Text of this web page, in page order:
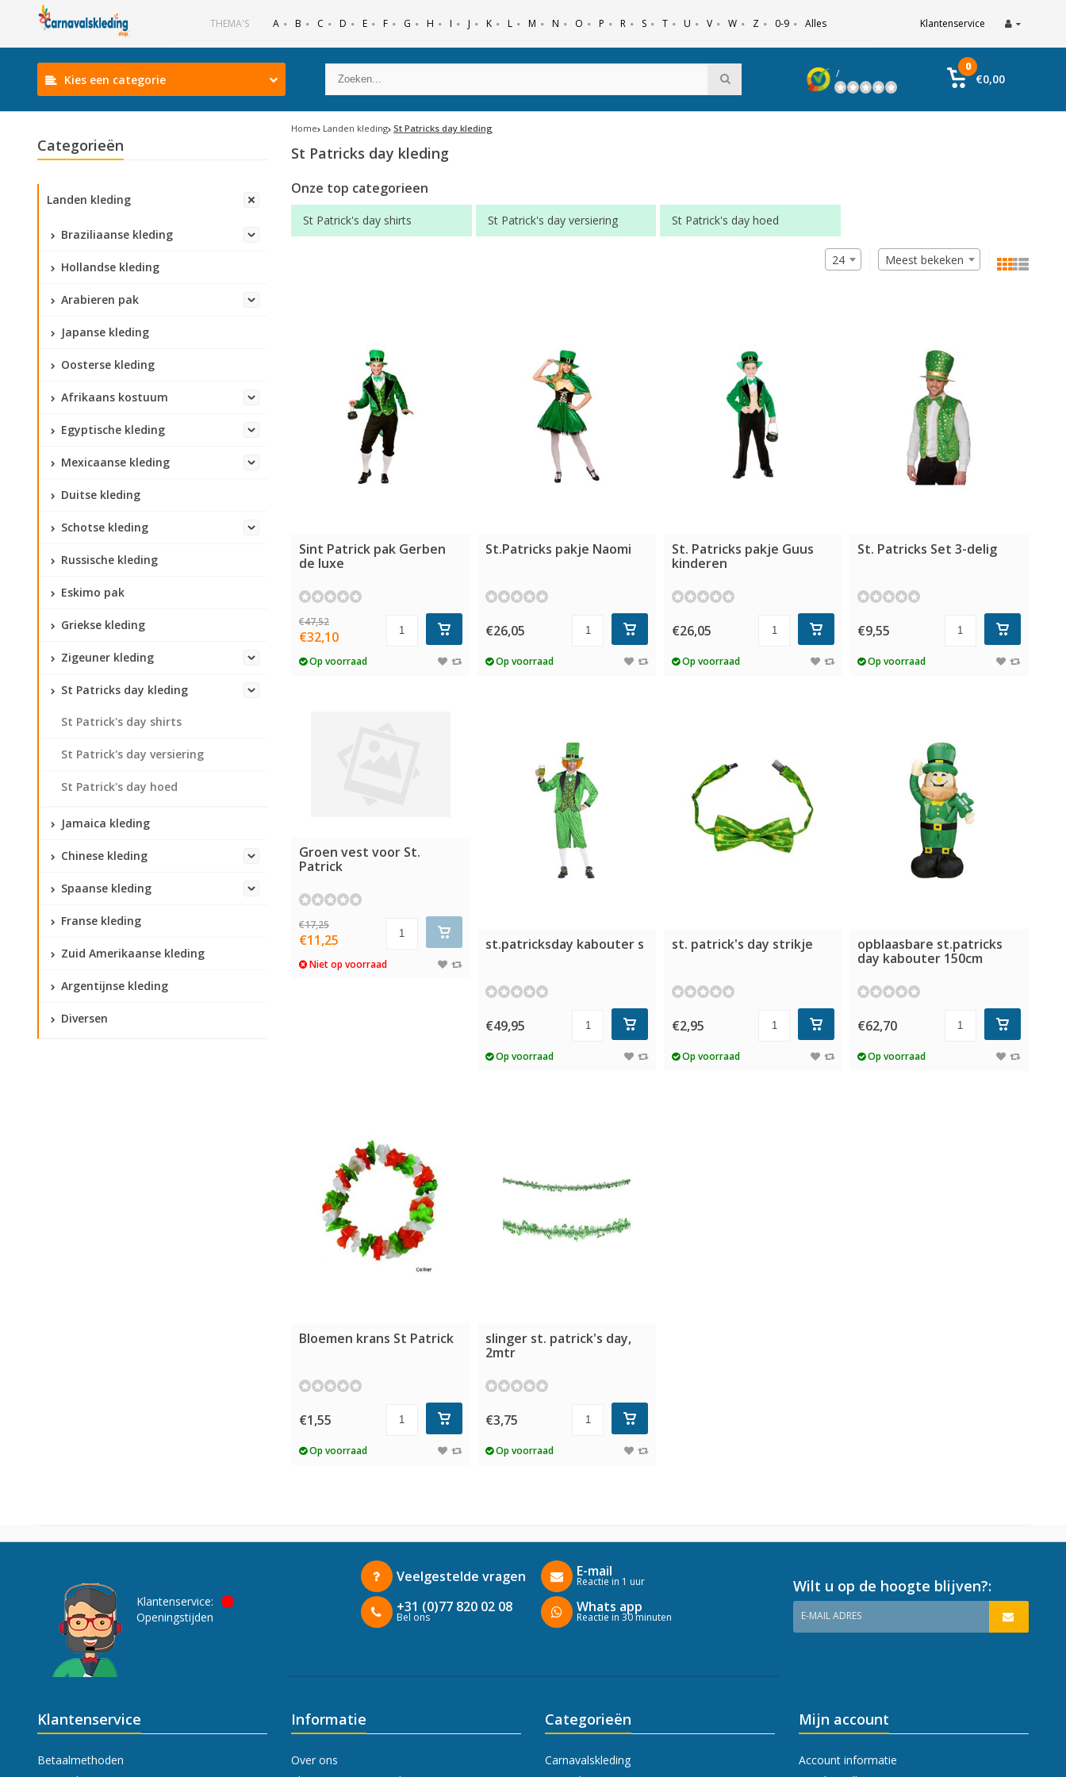
THEMA'S A B C D E F G H I J K L M N O P R S T U V W Z 0-9 Alles Klantenservice
Kies een categorie /
0
€0,00
Categorieën
Landen kleding
Braziliaanse kleding
Hollandse kleding
Arabieren pak
Japanse kleding
Oosterse kleding
Afrikaans kostuum
Egyptische kleding
Mexicaanse kleding
Duitse kleding
Schotse kleding
Russische kleding
Eskimo pak
Griekse kleding
Zigeuner kleding
St Patricks day kleding
St Patrick's day shirts
St Patrick's day versiering
St Patrick's day hoed
Jamaica kleding
Chinese kleding
Spaanse kleding
Franse kleding
Zuid Amerikaanse kleding
Argentijnse kleding
Diversen
Home Landen kleding St Patricks day kleding
St Patricks day kleding
Onze top categorieen
St Patrick's day shirts St Patrick's day versiering St Patrick's day hoed
Meest bekeken
24
Sint Patrick pak Gerben
de luxe
€47,52
€32,10
Op voorraad
St.Patricks pakje Naomi
€26,05
Op voorraad
St. Patricks pakje Guus
kinderen
€26,05
Op voorraad
St. Patricks Set 3-delig
€9,55
Op voorraad
Groen vest voor St.
Patrick
€17,25
€11,25
Niet op voorraad
st.patricksday kabouter s
€49,95
Op voorraad
st. patrick's day strikje
€2,95
Op voorraad
opblaasbare st.patricks
day kabouter 150cm
€62,70
Op voorraad
Bloemen krans St Patrick
€1,55
Op voorraad
slinger st. patrick's day,
2mtr
€3,75
Op voorraad
Klantenservice:
Openingstijden
Veelgestelde vragen
+31 (0)77 820 02 08
Bel ons
E-mail
Reactie in 1 uur
Whats app
Reactie in 30 minuten
Wilt u op de hoogte blijven?:
E-MAIL ADRES
Klantenservice
Betaalmethoden
Informatie
Over ons
Categorieën
Carnavalskleding
Mijn account
Account informatie